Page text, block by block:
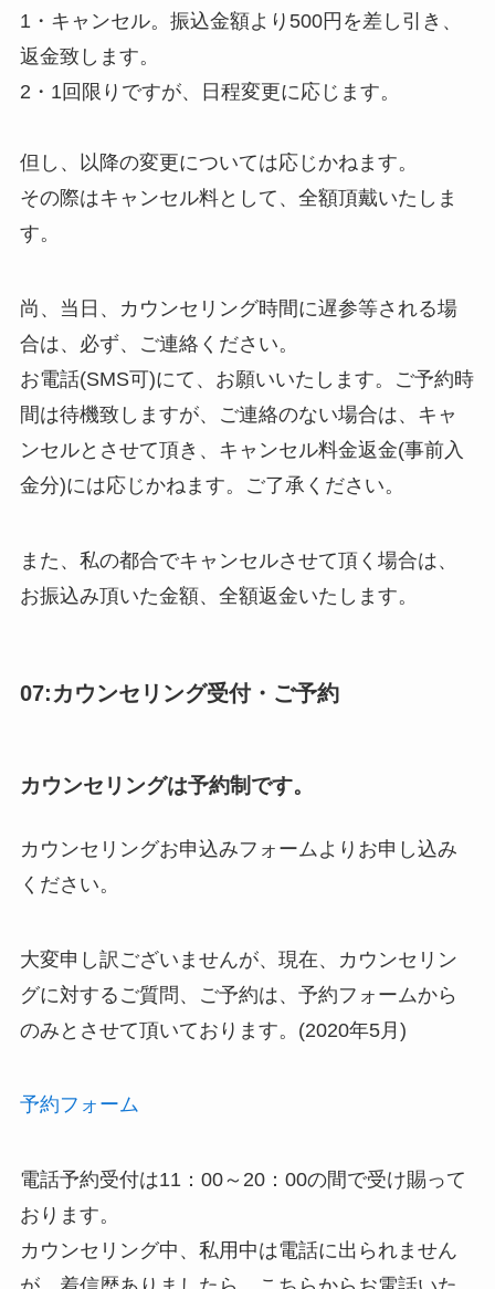
1・キャンセル。振込金額より500円を差し引き、
返金致します。
2・1回限りですが、日程変更に応じます。
但し、以降の変更については応じかねます。
その際はキャンセル料として、全額頂戴いたしま
す。
尚、当日、カウンセリング時間に遅参等される場
合は、必ず、ご連絡ください。
お電話(SMS可)にて、お願いいたします。ご予約時
間は待機致しますが、ご連絡のない場合は、キャ
ンセルとさせて頂き、キャンセル料金返金(事前入
金分)には応じかねます。ご了承ください。
また、私の都合でキャンセルさせて頂く場合は、
お振込み頂いた金額、全額返金いたします。
07:カウンセリング受付・ご予約
カウンセリングは予約制です。
カウンセリングお申込みフォームよりお申し込み
ください。
大変申し訳ございませんが、現在、カウンセリン
グに対するご質問、ご予約は、予約フォームから
のみとさせて頂いております。(2020年5月)
予約フォーム
電話予約受付は11：00～20：00の間で受け賜って
おります。
カウンセリング中、私用中は電話に出られません